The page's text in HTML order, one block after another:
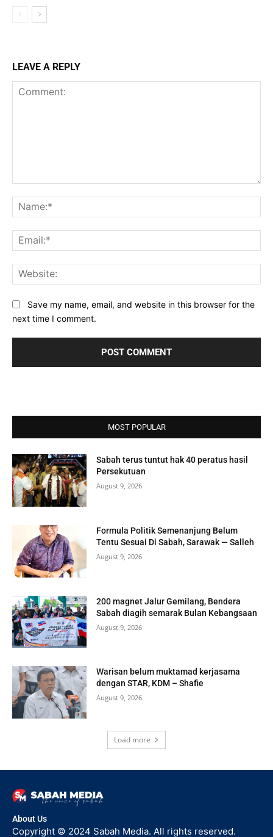
LEAVE A REPLY
Save my name, email, and website in this browser for the
next time I comment.
MOST POPULAR
Sabah terus tuntut hak 40 peratus hasil
Persekutuan
August 9, 2026
Formula Politik Semenanjung Belum
Tentu Sesuai Di Sabah, Sarawak — Salleh
August 9, 2026
200 magnet Jalur Gemilang, Bendera
Sabah diagih semarak Bulan Kebangsaan
August 9, 2026
Warisan belum muktamad kerjasama
dengan STAR, KDM – Shafie
August 9, 2026
Load more
About Us
Copyright © 2024 Sabah Media. All rights reserved.